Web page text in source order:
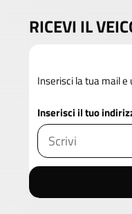
RICEVI IL
Inserisci la tua mail
Inserisci il tuo